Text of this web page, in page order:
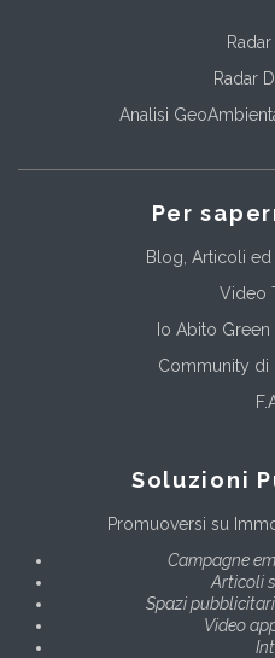
Radar
Analisi
Per
Blog, Articoli
Video
Io Abito
Community di
Soluzioni
Promuoversi su
Campagne
Articoli
Spazi
Video